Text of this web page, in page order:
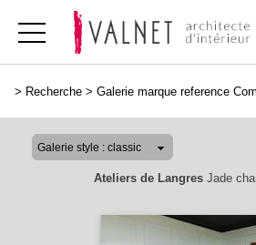
> Recherche > Galerie marque reference
Ateliers de LangresJade